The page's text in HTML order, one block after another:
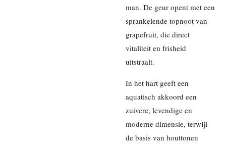
man. De geur opent met een
sprankelende topnoot van
grapefruit, die direct
vitaliteit en frisheid
uitstraalt.
In het hart geeft een
aquatisch akkoord een
zuivere, levendige en
moderne dimensie, terwijl
de basis van houttonen